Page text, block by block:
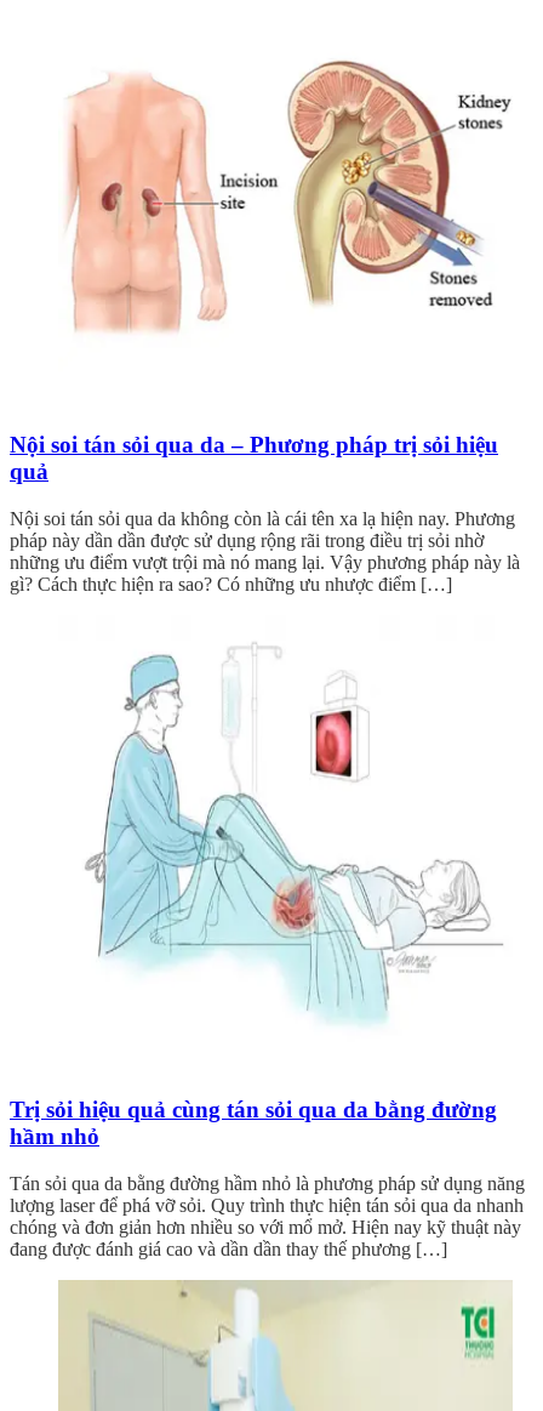
Nội soi tán sỏi qua da – Phương pháp trị sỏi hiệu
quả
Nội soi tán sỏi qua da không còn là cái tên xa lạ hiện nay. Phương
pháp này dần dần được sử dụng rộng rãi trong điều trị sỏi nhờ
những ưu điểm vượt trội mà nó mang lại. Vậy phương pháp này là
gì? Cách thực hiện ra sao? Có những ưu nhược điểm […]
Trị sỏi hiệu quả cùng tán sỏi qua da bằng đường
hầm nhỏ
Tán sỏi qua da bằng đường hầm nhỏ là phương pháp sử dụng năng
lượng laser để phá vỡ sỏi. Quy trình thực hiện tán sỏi qua da nhanh
chóng và đơn giản hơn nhiều so với mổ mở. Hiện nay kỹ thuật này
đang được đánh giá cao và dần dần thay thế phương […]